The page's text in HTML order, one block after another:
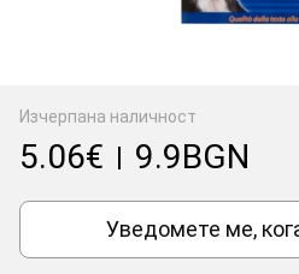
Изчерпана наличност
5.06€ | 9.9BGN
Уведомете ме,